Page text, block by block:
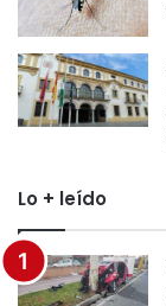
Lo + leído